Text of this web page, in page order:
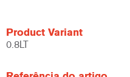
Product Variant
0.8LT